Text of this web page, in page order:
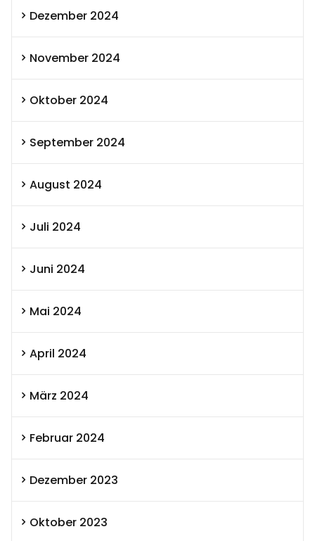
Dezember 2024
November 2024
Oktober 2024
September 2024
August 2024
Juli 2024
Juni 2024
Mai 2024
April 2024
März 2024
Februar 2024
Dezember 2023
Oktober 2023